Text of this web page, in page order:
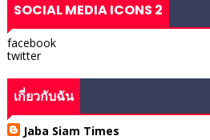
SOCIAL MEDIA ICONS 2
facebook
twitter
เกี่ยวกับฉัน
Jaba Siam Times